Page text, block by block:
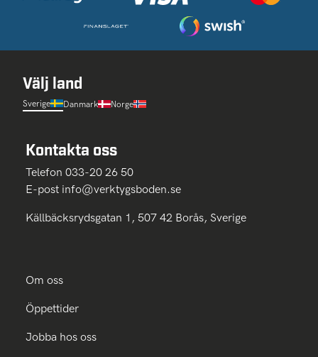
Välj land
Sverige Danmark Norge
Kontakta oss
Telefon 033-20 26 50
E-post info@verktygsboden.se
Källbäcksrydsgatan 1, 507 42 Borås, Sverige
Om oss
Öppettider
Jobba hos oss